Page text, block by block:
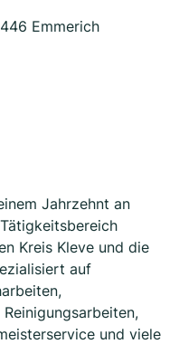
Emmerich
Jahrzehnt an
Kreis Kleve und die
auf
und viele